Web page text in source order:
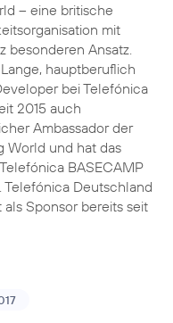
– eine britische
mit
besonderen Ansatz.
hauptberuflich
bei Telefónica
2015 auch
Ambassador der
World und hat das
BASECAMP
Telefónica Deutschland
Sponsor bereits seit